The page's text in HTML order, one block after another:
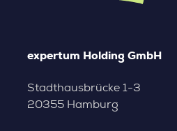
expertum Holding GmbH
Stadthausbrücke 1-3
20355 Hamburg